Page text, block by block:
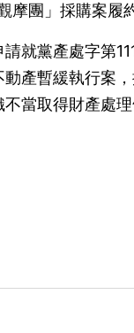
摩團」採購案履
就黨產處字第
產暫緩執行案，
當取得財產處